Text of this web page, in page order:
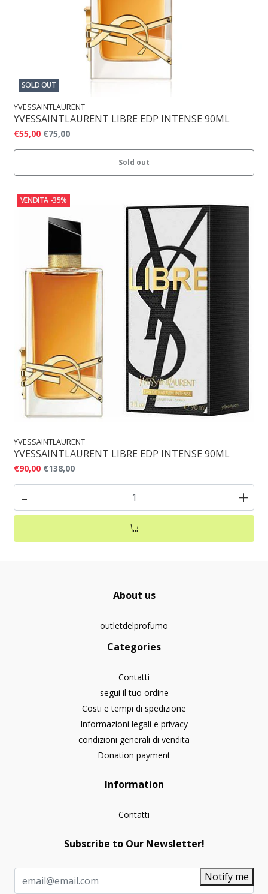
SOLD OUT
YVESSAINTLAURENT
YVESSAINTLAURENT LIBRE EDP INTENSE 90ML
€55,00 €75,00
Sold out
VENDITA -35%
YVESSAINTLAURENT
YVESSAINTLAURENT LIBRE EDP INTENSE 90ML
€90,00 €138,00
- +
About us
outletdelprofumo
Categories
Contatti
segui il tuo ordine
Costi e tempi di spedizione
Informazioni legali e privacy
condizioni generali di vendita
Donation payment
Information
Contatti
Subscribe to Our Newsletter!
Notify me